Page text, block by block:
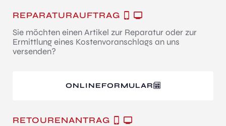
REPARATURAUFTRAG
Sie möchten einen Artikel zur Reparatur oder zur
Ermittlung eines Kostenvoranschlags an uns
versenden?
ONLINEFORMULAR
RETOURENANTRAG